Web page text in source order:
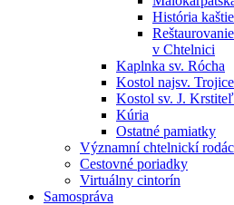
História
v Chtelnici
Kaplnka sv. Rócha
Kostol najsv. Trojice
Kostol sv. J.
Kúria
Ostatné pamiatky
Významní chtelnickí
Cestovné poriadky
Virtuálny cintorín
Samospráva